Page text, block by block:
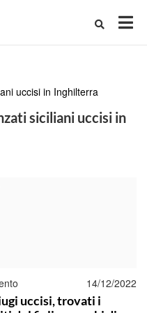
siciliani uccisi in
14/12/2022
uccisi, trovati i